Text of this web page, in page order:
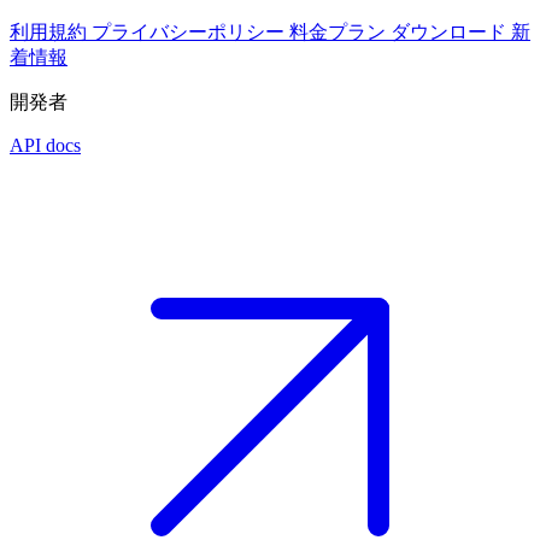
利用規約 プライバシーポリシー 料金プラン ダウンロード 新
着情報
開発者
API docs